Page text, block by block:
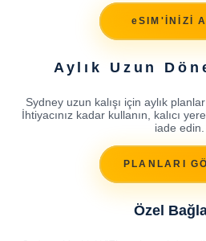
eSIM'İNİZİ
Aylık Uzun
Sydney uzun kalışı için aylık
İhtiyacınız kadar kullanın, kalıcı
iade edin.
PLANLARI
Özel